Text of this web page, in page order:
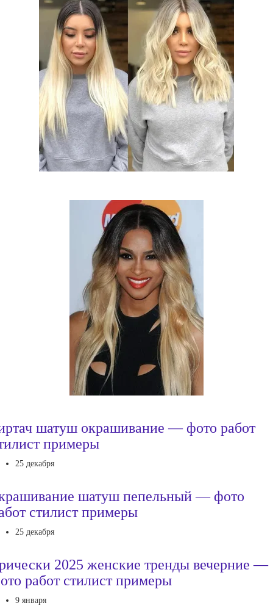
шатуш окрашивание — фото работ
примеры
25 декабря
шатуш пепельный — фото
стилист примеры
25 декабря
2025 женские тренды вечерние —
работ стилист примеры
9 января